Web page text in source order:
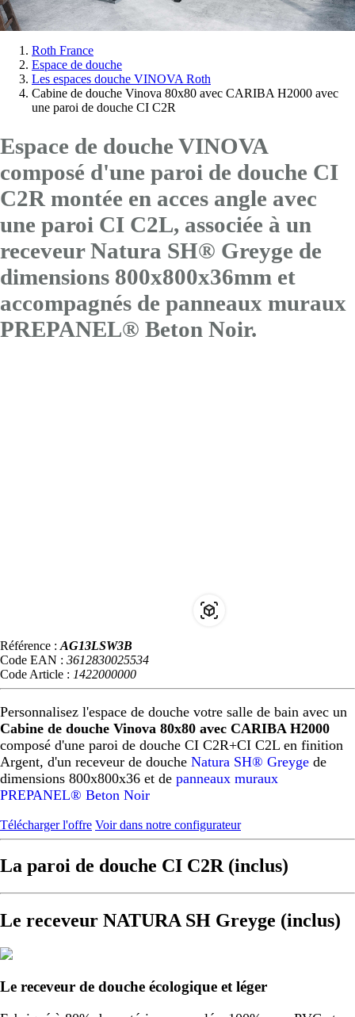
Vous
êtes
Roth France
Espace de douche
Les espaces douche VINOVA Roth
Cabine de douche Vinova 80x80 avec CARIBA H2000 avec
une paroi de douche CI C2R
Espace de douche VINOVA
composé d'une paroi de douche CI
C2R montée en acces angle avec
une paroi CI C2L, associée à un
receveur Natura SH® Greyge de
dimensions 800x800x36mm et
accompagnés de panneaux muraux
PREPANEL® Beton Noir.
Référence : AG13LSW3B
Code EAN : 3612830025534
Code Article : 1422000000
Personnalisez l'espace de douche votre salle de bain avec un
Cabine de douche Vinova 80x80 avec CARIBA H2000
composé d'une paroi de douche CI C2R+CI C2L en finition
Argent, d'un receveur de douche Natura SH® Greyge de
dimensions 800x800x36 et de panneaux muraux
PREPANEL® Beton Noir
Télécharger l'offre Voir dans notre configurateur
La paroi de douche CI C2R (inclus)
Le receveur NATURA SH Greyge (inclus)
Le receveur de douche écologique et léger